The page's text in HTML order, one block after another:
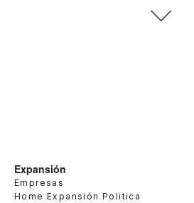
Expansión
Empresas
Home Expansión Politica